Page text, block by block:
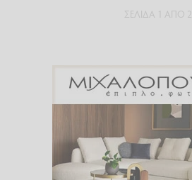
ΣΕΛΊΔΑ 1 ΑΠΌ 2